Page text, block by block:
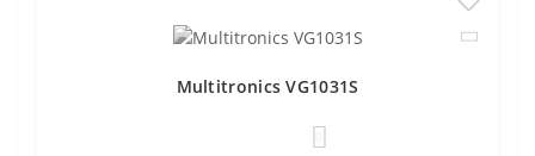
Multitronics VG1031S